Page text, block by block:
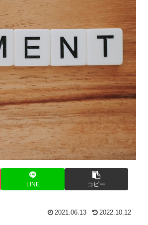
LINE コピー
2021.06.13 2022.10.12